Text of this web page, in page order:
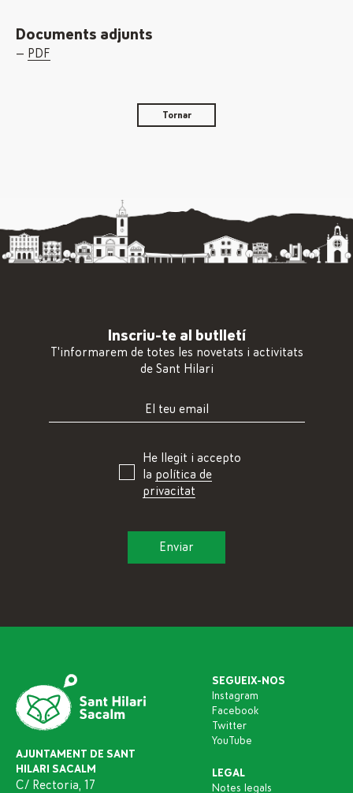
Documents adjunts
PDF
Tornar
Inscriu-te al butlletí
T'informarem de totes les novetats i activitats
de Sant Hilari
He llegit i accepto
la política de
privacitat
AJUNTAMENT DE SANT
HILARI SACALM
C/ Rectoria, 17
SEGUEIX-NOS
Instagram
Facebook
Twitter
YouTube
LEGAL
Notes legals